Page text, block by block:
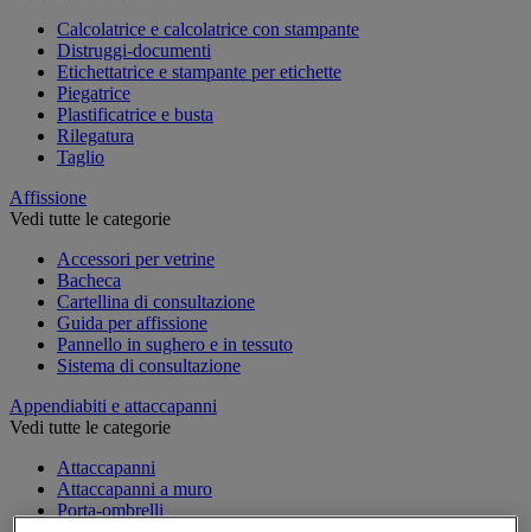
Calcolatrice e calcolatrice con stampante
Distruggi-documenti
Etichettatrice e stampante per etichette
Piegatrice
Plastificatrice e busta
Rilegatura
Taglio
Affissione
Vedi tutte le categorie
Accessori per vetrine
Bacheca
Cartellina di consultazione
Guida per affissione
Pannello in sughero e in tessuto
Sistema di consultazione
Appendiabiti e attaccapanni
Vedi tutte le categorie
Attaccapanni
Attaccapanni a muro
Porta-ombrelli